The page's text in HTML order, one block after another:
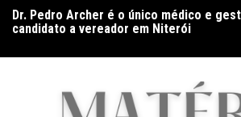
para
conteúdo
Dr. Pedro Archer é o único médico e
candidato a vereador em Niterói